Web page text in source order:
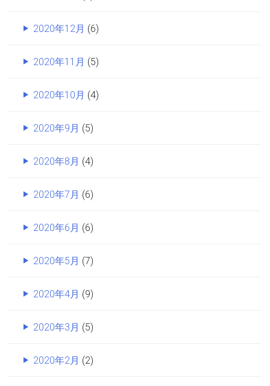
2020年12月 (6)
2020年11月 (5)
2020年10月 (4)
2020年9月 (5)
2020年8月 (4)
2020年7月 (6)
2020年6月 (6)
2020年5月 (7)
2020年4月 (9)
2020年3月 (5)
2020年2月 (2)